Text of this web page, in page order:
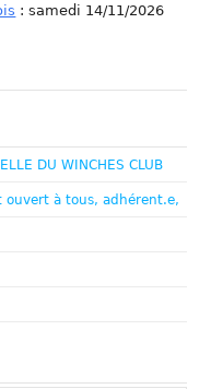
: samedi 14/11/2026
DU WINCHES CLUB
ouvert à tous, adhérent.e,